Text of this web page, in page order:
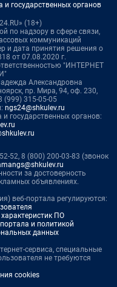
государственных органов
(18+)
по надзору в сфере связи,
коммуникаций
и дата принятия решения о
от 07.08.2020 г.
"ИНТЕРНЕТ
Александровна
пр. Мира, 94, оф. 230,
(999) 315-05-05
ngs24@shkulev.ru
государственных органов:
52, 8 (800) 200-03-83 (звонок
за достоверность
объявлениях.
веб-портала регулируются:
ПО
и политикой
данных
сервиса, специальные
не требуются
cookies